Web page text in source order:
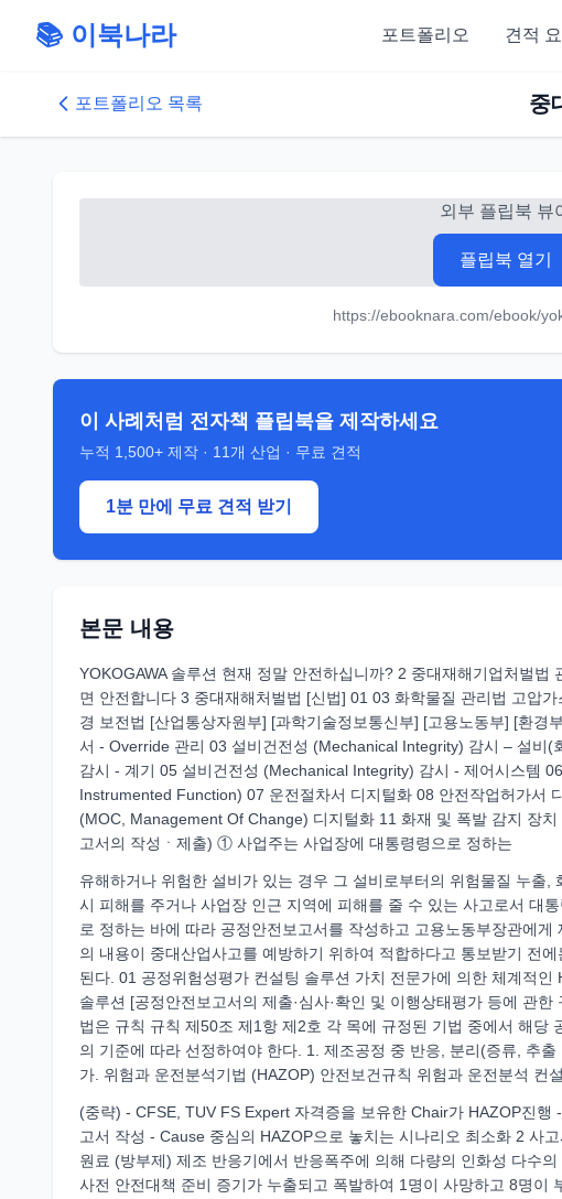
📚 이북나라 포트폴리오 견적
포트폴리오 목록 중
외부 플립북 뷰
플립북 열기
https://ebooknara.com/ebook/
이 사례처럼 전자책 플립북을 제작하세요
누적 1,500+ 제작 · 11 개 산업 · 무료 견적
1분 만에 무료 견적 받기
본문 내용
YOKOGAWA 솔루션 현재 정말 안전하십니까? 2 중대재해기업처벌법
면 안전합니다 3 중대재해처벌법 [신법] 01 03 화학물질 관리법 고압
경 보전법 [산업통상자원부] [과학기술정보통신부] [고용노동부] [환경
서 - Override 관리 03 설비건전성 (Mechanical Integrity) 감시 – 설비
감시 - 계기 05 설비건전성 (Mechanical Integrity) 감시 - 제어시스템
Instrumented Function) 07 운전절차서 디지털화 08 안전작업허가서
(MOC, Management Of Change) 디지털화 11 화재 및 폭발 감지 장
고서의 작성ㆍ제출) ① 사업주는 사업장에 대통령령으로 정하는
유해하거나 위험한 설비가 있는 경우 그 설비로부터의 위험물질 누출
시 피해를 주거나 사업장 인근 지역에 피해를 줄 수 있는 사고로서 대
로 정하는 바에 따라 공정안전보고서를 작성하고 고용노동부장관에
의 내용이 중대산업사고를 예방하기 위하여 적합하다고 통보받기 전
된다. 01 공정위험성평가 컨설팅 솔루션 가치 전문가에 의한 체계적
솔루션 [공정안전보고서의 제출·심사·확인 및 이행상태평가 등에 관
법은 규칙 규칙 제50조 제1항 제2호 각 목에 규정된 기법 중에서 해당
의 기준에 따라 선정하여야 한다. 1. 제조공정 중 반응, 분리(증류, 추
가. 위험과 운전분석기법 (HAZOP) 안전보건규칙 위험과 운전분석 컨
(중략) - CFSE, TUV FS Expert 자격증을 보유한 Chair가 HAZOP진
고서 작성 - Cause 중심의 HAZOP으로 놓치는 시나리오 최소화 2 사
원료 (방부제) 제조 반응기에서 반응폭주에 의해 다량의 인화성 다수
사전 안전대책 준비 증기가 누출되고 폭발하여 1명이 사망하고 8명이